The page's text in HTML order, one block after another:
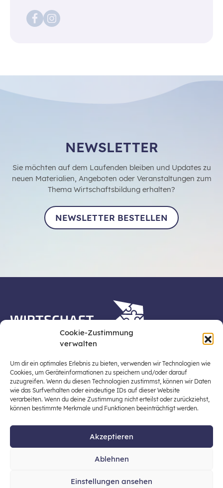
Cookie-Zustimmung
verwalten
Um dir ein optimales Erlebnis zu bieten, verwenden wir Technologien wie
Cookies, um Geräteinformationen zu speichern und/oder darauf
zuzugreifen. Wenn du diesen Technologien zustimmst, können wir Daten
wie das Surfverhalten oder eindeutige IDs auf dieser Website
verarbeiten. Wenn du deine Zustimmung nicht erteilst oder zurückziehst,
können bestimmte Merkmale und Funktionen beeinträchtigt werden.
Akzeptieren
Ablehnen
Einstellungen ansehen
NEWSLETTER
Sie möchten auf dem Laufenden bleiben und Updates zu
neuen Materialien, Angeboten oder Veranstaltungen zum
Thema Wirtschaftsbildung erhalten?
NEWSLETTER BESTELLEN
Stiftung für Wirtschaftsbildung, Österreichs zentraler
Plattform für die Stärkung und Verbreiterung einer
lebensweltbezogenen und verantwortungsvollen
Wirtschaftsbildung in der schulischen Allgemeinbildung
(Fokus: Sekundarstufe I).
© 2026 Stiftung für Wirtschaftsbildung